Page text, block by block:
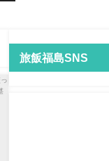
旅飯福島SNS